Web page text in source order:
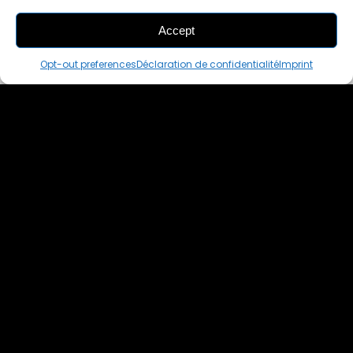
Accept
Opt-out preferencesDéclaration de confidentialitéImprint
THIS PAIR IS
IN A CART